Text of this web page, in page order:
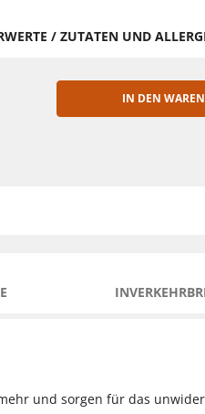
/ ZUTATEN UND
IN DEN
und sorgen für das